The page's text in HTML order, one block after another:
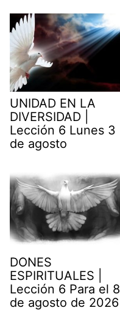
UNIDAD EN LA
DIVERSIDAD |
Lección 6 Lunes 3
de agosto
DONES
ESPIRITUALES |
Lección 6 Para el 8
de agosto de 2026